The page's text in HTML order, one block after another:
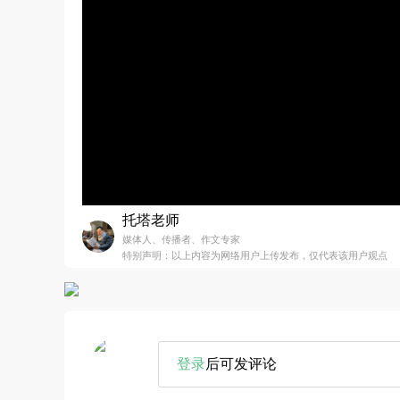
托塔老师
媒体人、传播者、作文专家
特别声明：以上内容为网络用户上传发布，仅代表该用户观点
登录后可发评论